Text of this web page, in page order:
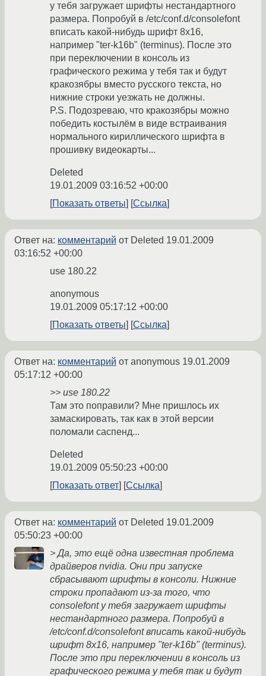
у тебя загружает шрифты нестандартного
размера. Попробуй в /etc/conf.d/consolefont
вписать какой-нибудь шрифт 8x16,
например "ter-k16b" (terminus). После это
при переключении в консоль из
графического режима у тебя так и будут
кракозябры вместо русского текста, но
нижние строки уезжать не должны.
P.S. Подозреваю, что кракозябры можно
победить костылём в виде встраивания
нормального кириллического шрифта в
прошивку видеокарты...
Deleted
19.01.2009 03:16:52 +00:00
Показать ответы
Ссылка
Ответ на: комментарий от Deleted 19.01.2009
03:16:52 +00:00
use 180.22
anonymous
19.01.2009 05:17:12 +00:00
Показать ответы
Ссылка
Ответ на: комментарий от anonymous 19.01.2009
05:17:12 +00:00
>> use 180.22
Там это поправили? Мне пришлось их
замаскировать, так как в этой версии
поломали саспенд...
Deleted
19.01.2009 05:50:23 +00:00
Показать ответ
Ссылка
Ответ на: комментарий от Deleted 19.01.2009
05:50:23 +00:00
> Да, это ещё одна известная проблема
драйверов nvidia. Они при запуске
сбрасывают шрифты в консоли. Нижние
строки пропадают из-за того, что
consolefont у тебя загружает шрифты
нестандартного размера. Попробуй в
/etc/conf.d/consolefont вписать какой-нибудь
шрифт 8x16, например "ter-k16b" (terminus).
После это при переключении в консоль из
графического режима у тебя так и будут